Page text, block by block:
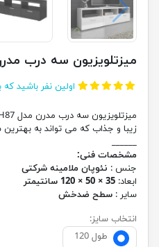
میزتلویزیون سه درب
اولین نفر باشید که
زیبا و جذاب که می تواند به بهترین
______
مشخصات فنی:
جنس : نئوپان ملامینه شرکتی
ابعاد: 35 × 50 × 120 سانتیمتر
سایر : سطح ضدخش
انتخاب سایز:
طول 120